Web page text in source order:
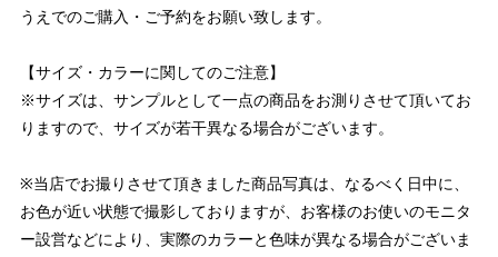
うえでのご購入・ご予約をお願い致します。
【サイズ・カラーに関してのご注意】
※サイズは、サンプルとして一点の商品をお測りさせて頂いてお
りますので、サイズが若干異なる場合がございます。
※当店でお撮りさせて頂きました商品写真は、なるべく日中に、
お色が近い状態で撮影しておりますが、お客様のお使いのモニタ
ー設営などにより、実際のカラーと色味が異なる場合がございま